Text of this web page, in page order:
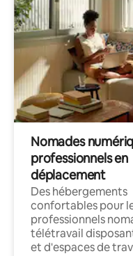
Nomades
professionnels en
déplacement
Des hébergements
confortables pour
professionnels
télétravail
et d'espaces de